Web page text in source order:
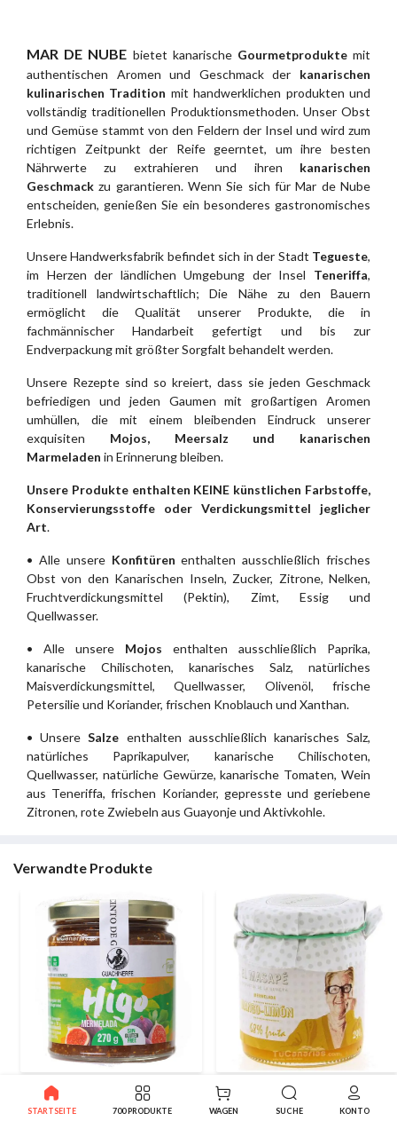
MAR DE NUBE bietet kanarische Gourmetproduktemit
authentischen Aromen und Geschmack der kanarischen
kulinarischen Tradition mit handwerklichen produkten und
vollständig traditionellen Produktionsmethoden. Unser Obst
und Gemüse stammt von den Feldern der Insel und wird zum
richtigen Zeitpunkt der Reife geerntet, um ihre besten
Nährwerte zu extrahieren und ihren kanarischen
Geschmack zu garantieren. Wenn Sie sich für Mar de Nube
entscheiden, genießen Sie ein besonderes gastronomisches
Erlebnis.
Unsere Handwerksfabrik befindet sich in der Stadt Tegueste,
im Herzen der ländlichen Umgebung der Insel Teneriffa,
traditionell landwirtschaftlich; Die Nähe zu den Bauern
ermöglicht die Qualität unserer Produkte, die in
fachmännischer Handarbeit gefertigt und bis zur
Endverpackung mit größter Sorgfalt behandelt werden.
Unsere Rezepte sind so kreiert, dass sie jeden Geschmack
befriedigen und jeden Gaumen mit großartigen Aromen
umhüllen, die mit einem bleibenden Eindruck unserer
exquisiten Mojos, Meersalz und kanarischen
Marmeladen in Erinnerung bleiben.
Unsere Produkte enthalten KEINE künstlichen Farbstoffe,
Konservierungsstoffe oder Verdickungsmittel jeglicher
Art.
• Alle unsereKonfitüren enthalten ausschließlich frisches
Obst von den Kanarischen Inseln, Zucker, Zitrone, Nelken,
Fruchtverdickungsmittel (Pektin), Zimt, Essig und
Quellwasser.
• Alle unsere Mojos enthalten ausschließlich Paprika,
kanarische Chilischoten, kanarisches Salz, natürliches
Maisverdickungsmittel, Quellwasser, Olivenöl, frische
Petersilie und Koriander, frischen Knoblauch und Xanthan.
• UnsereSalze enthalten ausschließlich kanarisches Salz,
natürliches Paprikapulver, kanarische Chilischoten,
Quellwasser, natürliche Gewürze, kanarische Tomaten, Wein
aus Teneriffa, frischen Koriander, gepresste und geriebene
Zitronen, rote Zwiebeln aus Guayonje und Aktivkohle.
Verwandte Produkte
Kanarische Feigenmarmelade
Guachinerfe 270 g
Mango Zitrone Marmelade
Masape Natur 290g
STARTSEITE 700 PRODUKTE WAGEN SUCHE KONTO